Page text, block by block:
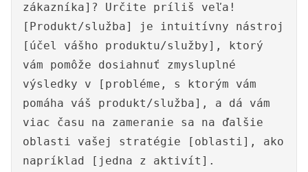
zákazníka]? Určite príliš veľa!
[Produkt/služba] je intuitívny nástroj
[účel vášho produktu/služby], ktorý
vám pomôže dosiahnuť zmysluplné
výsledky v [probléme, s ktorým vám
pomáha váš produkt/služba], a dá vám
viac času na zameranie sa na ďalšie
oblasti vašej stratégie [oblasti], ako
napríklad [jedna z aktivít].